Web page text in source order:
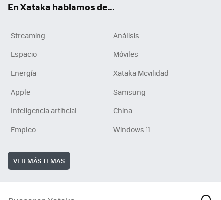
En Xataka hablamos de...
Streaming
Análisis
Espacio
Móviles
Energía
Xataka Movilidad
Apple
Samsung
Inteligencia artificial
China
Empleo
Windows 11
VER MÁS TEMAS